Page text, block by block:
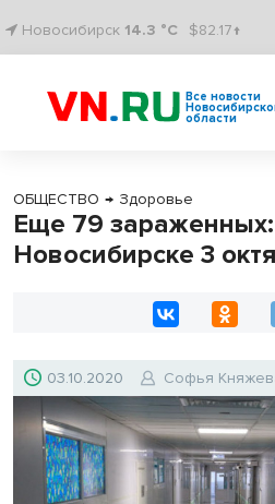
Новосибирск 14.3 °C $82.17↑
Все новости
области
ОБЩЕСТВО → Здоровье
Еще 79 зараженных:
Новосибирске 3
03.10.2020 Софья